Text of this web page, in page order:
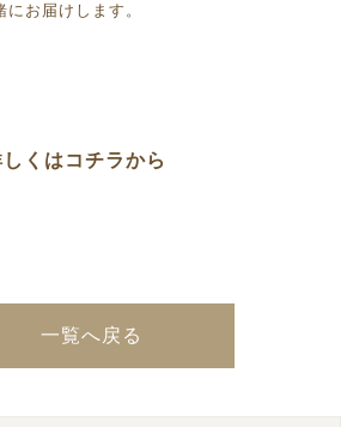
お届けします。
くはコチラから
一覧へ戻る